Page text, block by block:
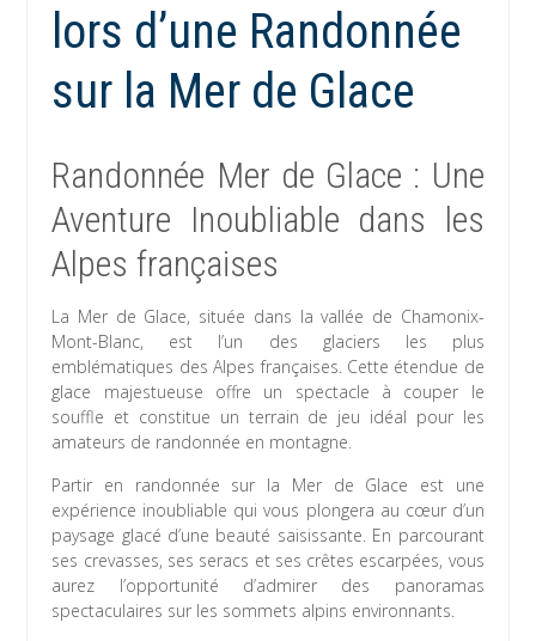
lors d’une Randonnée
sur la Mer de Glace
Randonnée Mer de Glace : Une
Aventure Inoubliable dans les
Alpes françaises
La Mer de Glace, située dans la vallée de Chamonix-
Mont-Blanc, est l’un des glaciers les plus
emblématiques des Alpes françaises. Cette étendue de
glace majestueuse offre un spectacle à couper le
souffle et constitue un terrain de jeu idéal pour les
amateurs de randonnée en montagne.
Partir en randonnée sur la Mer de Glace est une
expérience inoubliable qui vous plongera au cœur d’un
paysage glacé d’une beauté saisissante. En parcourant
ses crevasses, ses seracs et ses crêtes escarpées, vous
aurez l’opportunité d’admirer des panoramas
spectaculaires sur les sommets alpins environnants.